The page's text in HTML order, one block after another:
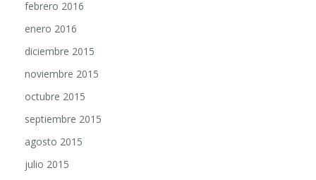
enero 2016
diciembre 2015
noviembre 2015
octubre 2015
septiembre 2015
agosto 2015
julio 2015
junio 2015